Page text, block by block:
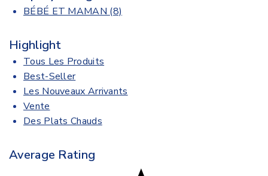
BÉBÉ ET MAMAN (8)
Highlight
Tous Les Produits
Best-Seller
Les Nouveaux Arrivants
Vente
Des Plats Chauds
Average Rating